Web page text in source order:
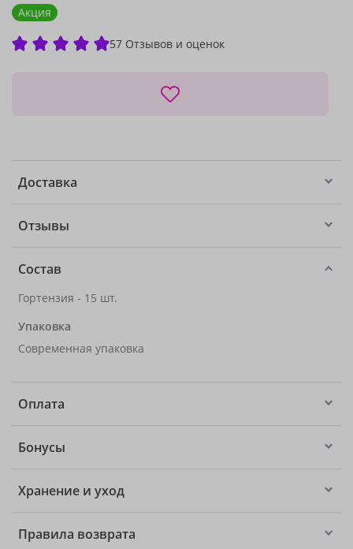
Акция
57 Отзывов и оценок
Доставка
Отзывы
Состав
Гортензия - 15 шт.
Упаковка
Современная упаковка
Оплата
Бонусы
Хранение и уход
Правила возврата